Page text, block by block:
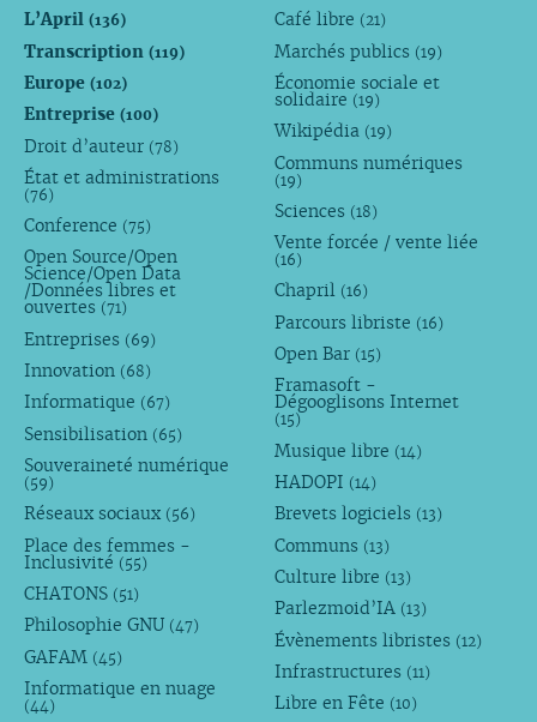
L’April (136)
Transcription (119)
Europe (102)
Entreprise (100)
Droit d’auteur (78)
État et administrations
(76)
Conference (75)
Open Source/Open
Science/Open Data
/Données libres et
ouvertes (71)
Entreprises (69)
Innovation (68)
Informatique (67)
Sensibilisation (65)
Souveraineté numérique
(59)
Réseaux sociaux (56)
Place des femmes -
Inclusivité (55)
CHATONS (51)
Philosophie GNU (47)
GAFAM (45)
Informatique en nuage
(44)
Café libre (21)
Marchés publics (19)
Économie sociale et
solidaire (19)
Wikipédia (19)
Communs numériques
(19)
Sciences (18)
Vente forcée / vente liée
(16)
Chapril (16)
Parcours libriste (16)
Open Bar (15)
Framasoft -
Dégooglisons Internet
(15)
Musique libre (14)
HADOPI (14)
Brevets logiciels (13)
Communs (13)
Culture libre (13)
Parlezmoid’IA (13)
Évènements libristes (12)
Infrastructures (11)
Libre en Fête (10)